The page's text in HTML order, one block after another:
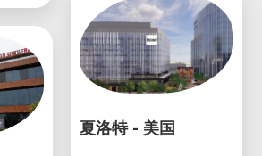
夏洛特 - 美国